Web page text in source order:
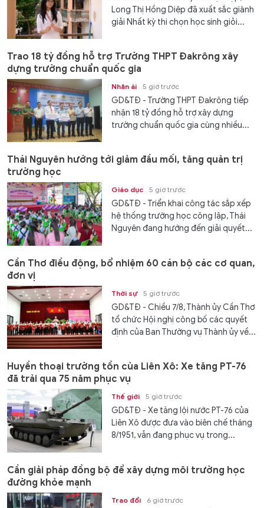
Long Thị Hồng Diệp đã xuất sắc giành
giải Nhất kỳ thi chọn học sinh giỏi...
Trao 18 tỷ đồng hỗ trợ Trường THPT Đakrông xây
dựng trường chuẩn quốc gia
Nhân ái 5 giờ trước
GD&TĐ - Trường THPT Đakrông tiếp
nhận 18 tỷ đồng hỗ trợ xây dựng
trường chuẩn quốc gia cùng nhiều...
Thái Nguyên hướng tới giảm đầu mối, tăng quản trị
trường học
Giáo dục 5 giờ trước
GD&TĐ - Triển khai công tác sắp xếp
hệ thống trường học công lập, Thái
Nguyên đang hướng đến giải quyết...
Cần Thơ điều động, bổ nhiệm 60 cán bộ các cơ quan,
đơn vị
Thời sự 5 giờ trước
GD&TĐ - Chiều 7/8, Thành ủy Cần Thơ
tổ chức Hội nghị công bố các quyết
định của Ban Thường vụ Thành ủy về...
Huyền thoại trường tồn của Liên Xô: Xe tăng PT-76
đã trải qua 75 năm phục vụ
Thế giới 5 giờ trước
GD&TĐ - Xe tăng lội nước PT-76 của
Liên Xô được đưa vào biên chế tháng
8/1951, vẫn đang phục vụ trong...
Cần giải pháp đồng bộ để xây dựng môi trường học
đường khỏe mạnh
Trao đổi 6 giờ trước